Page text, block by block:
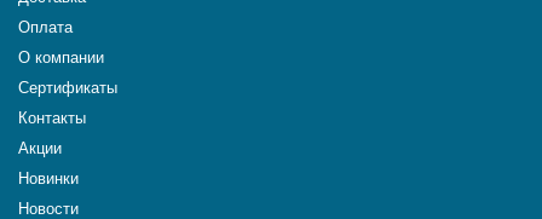
Оплата
О компании
Сертификаты
Контакты
Акции
Новинки
Новости